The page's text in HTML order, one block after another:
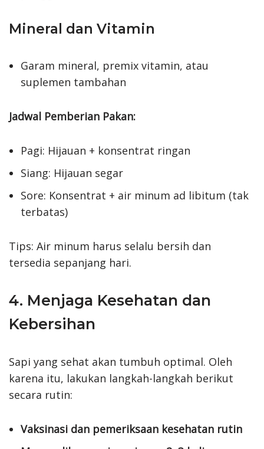
Mineral dan Vitamin
Garam mineral, premix vitamin, atau
suplemen tambahan
Jadwal Pemberian Pakan:
Pagi: Hijauan + konsentrat ringan
Siang: Hijauan segar
Sore: Konsentrat + air minum ad libitum (tak
terbatas)
Tips: Air minum harus selalu bersih dan
tersedia sepanjang hari.
4. Menjaga Kesehatan dan
Kebersihan
Sapi yang sehat akan tumbuh optimal. Oleh
karena itu, lakukan langkah-langkah berikut
secara rutin:
Vaksinasi dan pemeriksaan kesehatan rutin